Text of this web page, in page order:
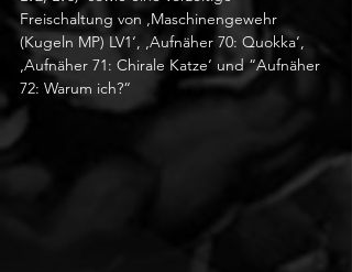
Freischaltung von ‚Maschinengewehr
(Kugeln MP) LV1‘, ‚Aufnäher 70: Quokka‘,
‚Aufnäher 71: Chirale Katze‘ und “Aufnäher
72: Warum ich?“